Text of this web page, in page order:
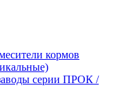
кормов
серии ПРОК /